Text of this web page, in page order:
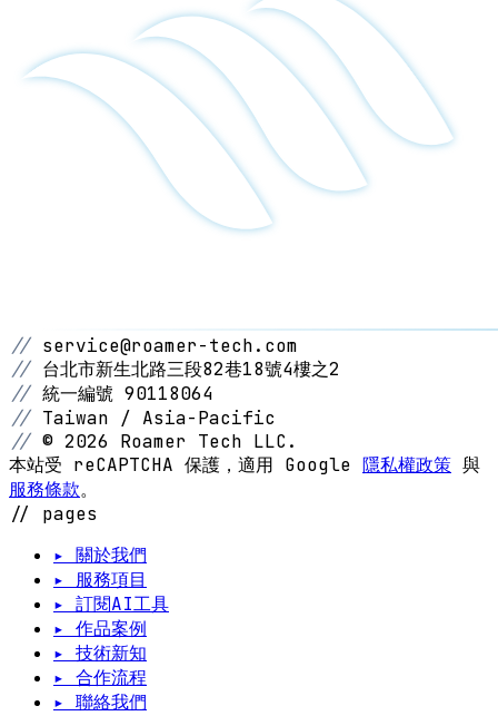
// service@roamer-tech.com
// 台北市新生北路三段82巷18號4樓之2
// 統一編號 90118064
// Taiwan / Asia-Pacific
// © 2026 Roamer Tech LLC.
本站受 reCAPTCHA 保護，適用 Google 隱私權政策 與
服務條款。
// pages
▸ 關於我們
▸ 服務項目
▸ 訂閱AI工具
▸ 作品案例
▸ 技術新知
▸ 合作流程
▸ 聯絡我們